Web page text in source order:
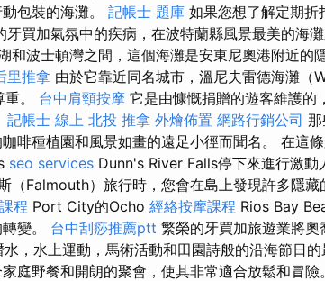
包裝的海灘。 記帳士 題庫 如果您想了解定期折
買加氣氛中的疾病，在波特蘭縣風景最美的海
和波士頓灣之間，這個海灘是安東尼奧港附近的
里推拿 由於它靠近同名城市，溫尼夫雷德海灘（
。 台中肩頸按摩 它是由慷慨捐贈的遊客維護的
記帳士 線上 北投 推拿 外燴佈置 網路行銷公司 那
啡種植園和風景如畫的遠足小徑而聞名。 在這
seo services Dunn's River Falls停下來進行激動
（Falmouth）旅行時，您會在島上發現許多隱藏
程 Port City的Ocho 經絡按摩課程 Rios Bay
變。 台中刮痧推薦ptt 繁榮的牙買加旅遊業將奧
水，水上運動，馬術活動和田園詩般的沿海節日
庭野餐和開朗的聚會，使其非常適合放鬆和冒險